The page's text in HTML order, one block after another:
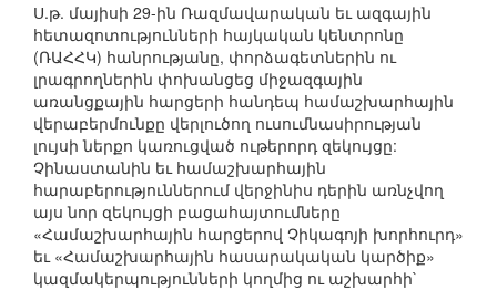
Ս.թ. մայիսի 29-ին Ռազմավարական եւ ազգային
հետազոտությունների հայկական կենտրոնը
(ՌԱՀՀԿ) հանրությանը, փորձագետներին ու
լրագրողներին փոխանցեց միջազգային
առանցքային հարցերի հանդեպ համաշխարհային
վերաբերմունքը վերլուծող ուսումնասիրության
լույսի ներքո կառուցված ութերորդ զեկույցը:
Չինաստանին եւ համաշխարհային
հարաբերություններում վերջինիս դերին առնչվող
այս նոր զեկույցի բացահայտումները
«Համաշխարհային հարցերով Չիկագոյի խորհուրդ»
եւ «Համաշխարհային հասարակական կարծիք»
կազմակերպությունների կողմից ու աշխարհի`